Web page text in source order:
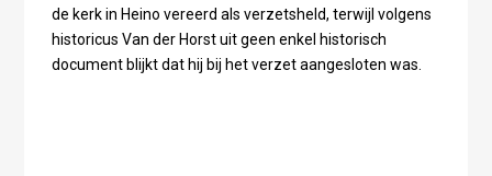
de kerk in Heino vereerd als verzetsheld, terwijl volgens
historicus Van der Horst uit geen enkel historisch
document blijkt dat hij bij het verzet aangesloten was.